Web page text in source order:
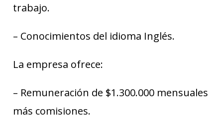
trabajo.
– Conocimientos del idioma Inglés.
La empresa ofrece:
– Remuneración de $1.300.000 mensuales
más comisiones.